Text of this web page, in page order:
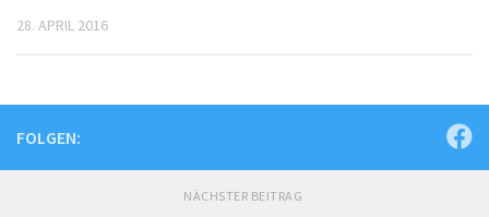
28. APRIL 2016
FOLGEN:
NÄCHSTER BEITRAG